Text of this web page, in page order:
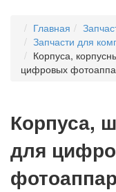
Главная
Запчасти для
Корпуса,
цифровых
Корпуса,
для